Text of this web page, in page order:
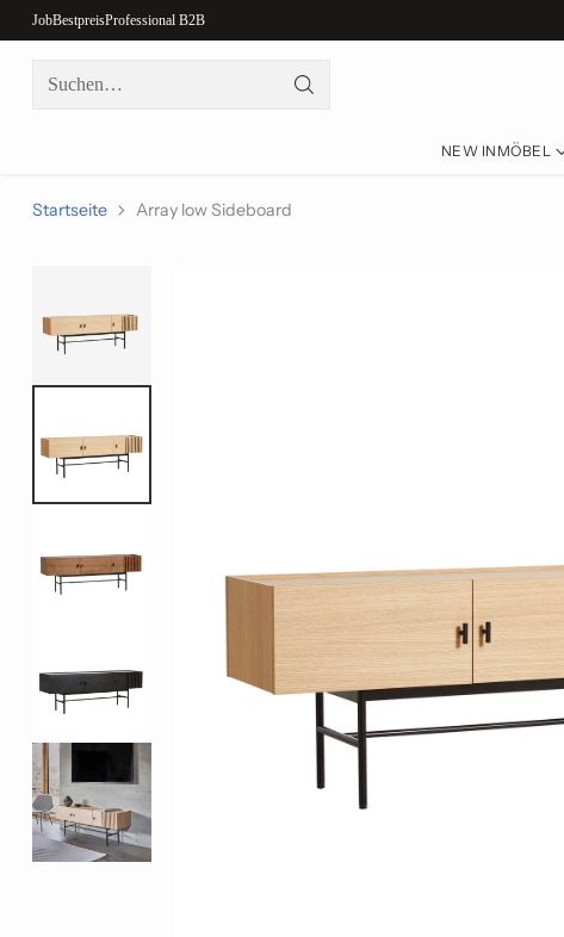
JobBestpreisProfessional B2B
Suchen…
NEW IN MÖBEL
Startseite Array low Sideboard